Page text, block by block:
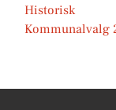
Historisk
Kommunalvalg